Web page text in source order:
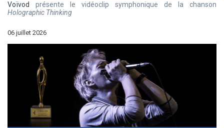
Voïvod
présente le vidéoclip symphonique de la chanson
Holographic Thinking
06 juillet 2026